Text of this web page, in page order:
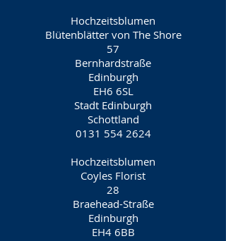
Hochzeitsblumen
Blütenblätter von The Shore
57
Bernhardstraße
Edinburgh
EH6 6SL
Stadt Edinburgh
Schottland
0131 554 2624
Hochzeitsblumen
Coyles Florist
28
Braehead-Straße
Edinburgh
EH4 6BB